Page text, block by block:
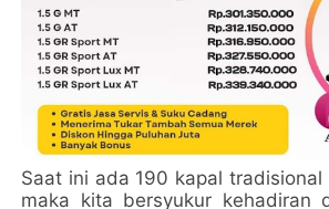
Saat ini ada 190 kapal
maka kita bersyukur kehadiran